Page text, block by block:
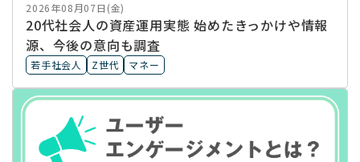
2026年08月07日(金)
20代社会人の資産運用実態 始めたきっかけや情報
源、今後の意向も調査
若手社会人 Z世代 マネー